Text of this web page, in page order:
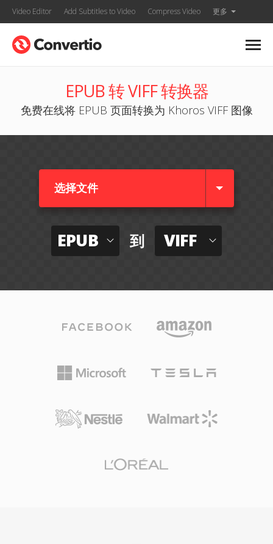
Video Editor Add Subtitles to Video Compress Video 更多
EPUB 转 VIFF 转换器
免费在线将 EPUB 页面转换为 Khoros VIFF 图像
选择文件
EPUB 到 VIFF